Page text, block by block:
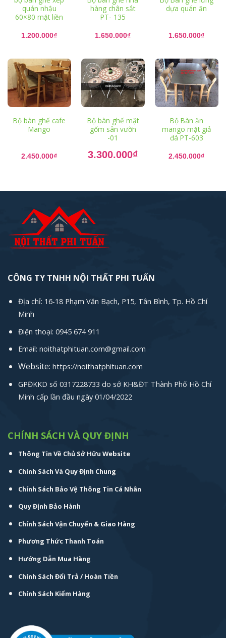
quán nhậu
60×80 mặt liền
1.200.000₫
hàng chân sắt
PT- 135
1.650.000₫
dựa quán ăn
1.650.000₫
Bộ bàn ghế cafe
Mango
2.450.000₫
Bộ bàn ghế mặt
gốm sân vườn
-01
Giá
gốc
3.300.000₫
Bộ Bàn ăn
mango mặt giả
đá PT-603
2.450.000₫
CÔNG TY TNHH NỘI THẤT PHI TUẤN
Địa chỉ: 16-18 Phạm Văn Bạch, P15, Tân Bình, Tp. Hồ Chí
Minh
Điện thoại: 0945 674 911
Email: noithatphituan.com@gmail.com
Website: https://noithatphituan.com
GPĐKKD số 0317228733 do sở KH&ĐT Thành Phố Hồ Chí
Minh cấp lần đầu ngày 01/04/2022
CHÍNH SÁCH VÀ QUY ĐỊNH
Thông Tin Về Chủ Sở Hữu Website
Chính Sách Và Quy Định Chung
Chính Sách Bảo Vệ Thông Tin Cá Nhân
Quy Định Bảo Hành
Chính Sách Vận Chuyển & Giao Hàng
Phương Thức Thanh Toán
Hướng Dẫn Mua Hàng
Chính Sách Đổi Trả / Hoàn Tiền
Chính Sách Kiểm Hàng